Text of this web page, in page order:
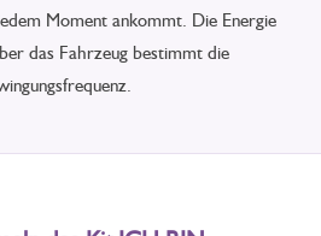
Moment ankommt. Die Energie
das Fahrzeug bestimmt die